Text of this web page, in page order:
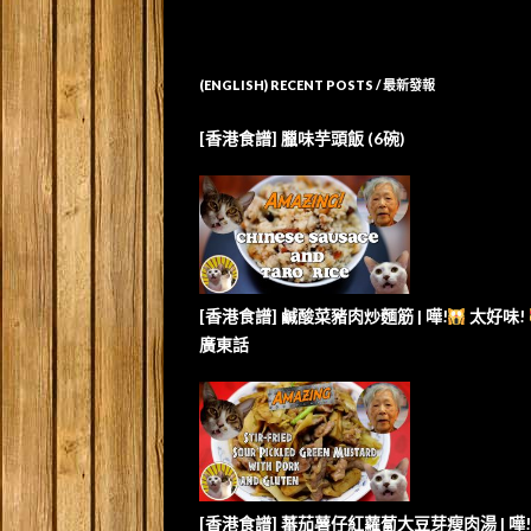
(ENGLISH) RECENT POSTS / 最新發報
[香港食譜] 臘味芋頭飯 (6碗)
[香港食譜] 鹹酸菜豬肉炒麵筋 | 嘩!
太好味!
廣東話
[香港食譜] 蕃茄薯仔紅蘿蔔大豆芽瘦肉湯 | 嘩!